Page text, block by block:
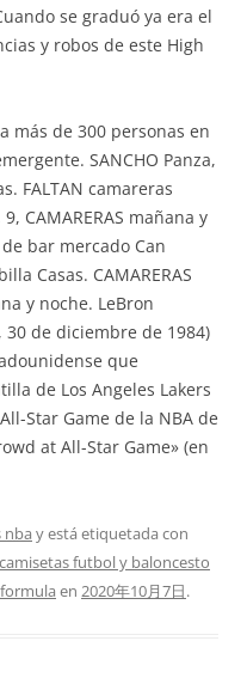
se graduó ya era el
y robos de este High
más de 300 personas en
SANCHO Panza,
FALTAN camareras
CAMARERAS mañana y
de bar mercado Can
Casas. CAMARERAS
y noche. LeBron
30 de diciembre de 1984)
que
de Los Angeles Lakers
Star Game de la NBA de
at All-Star Game» (en
nba y está etiquetada con
camisetas futbol y baloncesto
en 2020年10月7日.